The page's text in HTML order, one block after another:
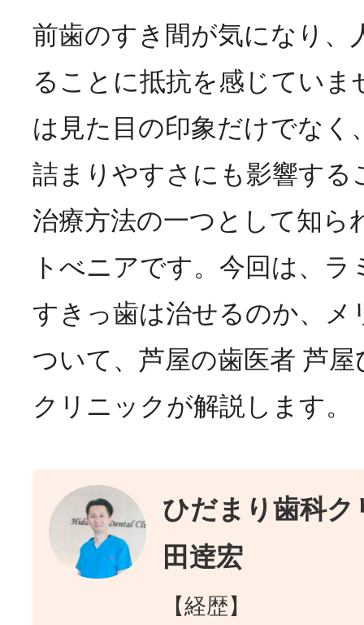
前歯のすき間が気になり、
ることに抵抗を感じていま
は見た目の印象だけでなく
詰まりやすさにも影響する
治療方法の一つとして知ら
トべニアです。今回は、
すきっ歯は治せるのか、メ
ついて、芦屋の歯医者 芦
クリニックが解説します。
ひだまり歯科ク
田逹宏
【経歴】